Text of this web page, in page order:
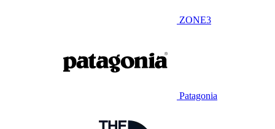
ZONE3
Patagonia